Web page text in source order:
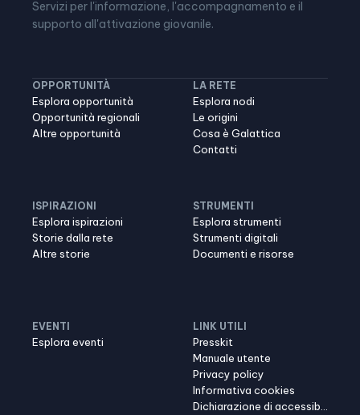
Servizi per l'informazione, l'accompagnamento e il
supporto all'attivazione giovanile.
OPPORTUNITÀ
Esplora opportunità
Opportunità regionali
Altre opportunità
LA RETE
Esplora nodi
Le origini
Cosa è Galattica
Contatti
ISPIRAZIONI
Esplora ispirazioni
Storie dalla rete
Altre storie
STRUMENTI
Esplora strumenti
Strumenti digitali
Documenti e risorse
EVENTI
Esplora eventi
LINK UTILI
Presskit
Manuale utente
Privacy policy
Informativa cookies